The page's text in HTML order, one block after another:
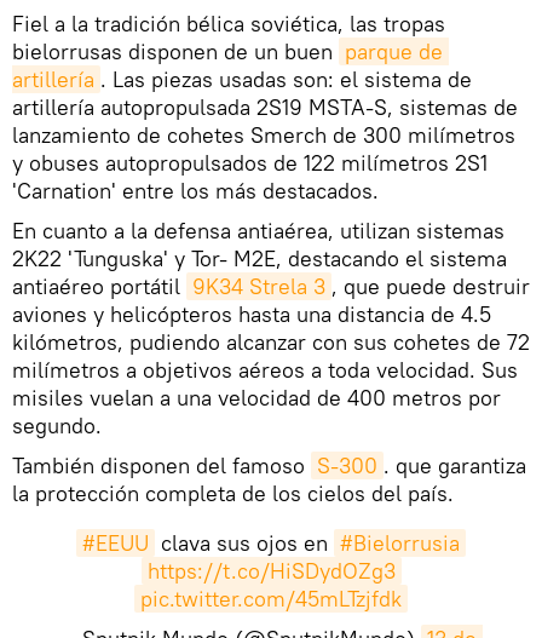
Fiel a la tradición bélica soviética, las tropas
bielorrusas disponen de un buen parque de
artillería . Las piezas usadas son: el sistema de
artillería autopropulsada 2S19 MSTA-S, sistemas de
lanzamiento de cohetes Smerch de 300 milímetros
y obuses autopropulsados de 122 milímetros 2S1
'Carnation' entre los más destacados.
En cuanto a la defensa antiaérea, utilizan sistemas
2K22 'Tunguska' y Tor- M2E, destacando el sistema
antiaéreo portátil 9K34 Strela 3 , que puede destruir
aviones y helicópteros hasta una distancia de 4.5
kilómetros, pudiendo alcanzar con sus cohetes de 72
milímetros a objetivos aéreos a toda velocidad. Sus
misiles vuelan a una velocidad de 400 metros por
segundo.
También disponen del famoso S-300 . que garantiza
la protección completa de los cielos del país.
#EEUU clava sus ojos en #Bielorrusia
https://t.co/HiSDydOZg3
pic.twitter.com/45mLTzjfdk